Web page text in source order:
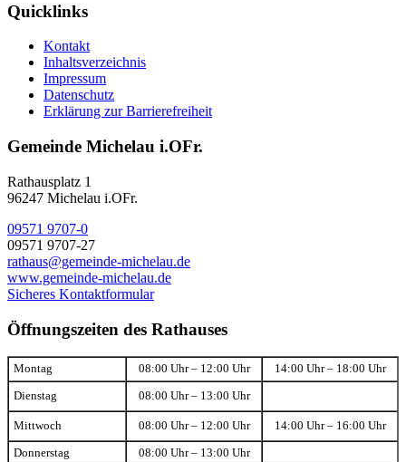
Quicklinks
Kontakt
Inhaltsverzeichnis
Impressum
Datenschutz
Erklärung zur Barrierefreiheit
Gemeinde Michelau i.OFr.
Rathausplatz 1
96247 Michelau i.OFr.
09571 9707-0
09571 9707-27
rathaus@gemeinde-michelau.de
www.gemeinde-michelau.de
Sicheres Kontaktformular
Öffnungszeiten des Rathauses
Montag 08:00 Uhr – 12:00 Uhr 14:00 Uhr – 18:00 Uhr
Dienstag 08:00 Uhr – 13:00 Uhr
Mittwoch 08:00 Uhr – 12:00 Uhr 14:00 Uhr – 16:00 Uhr
Donnerstag 08:00 Uhr – 13:00 Uhr